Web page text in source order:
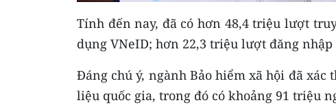
Tính đến nay, đã có hơn 48,4 triệu lượt
dụng VNeID; hơn 22,3 triệu lượt đăng
Đáng chú ý, ngành Bảo hiểm xã hội đã
liệu quốc gia, trong đó có khoảng 91 triệu